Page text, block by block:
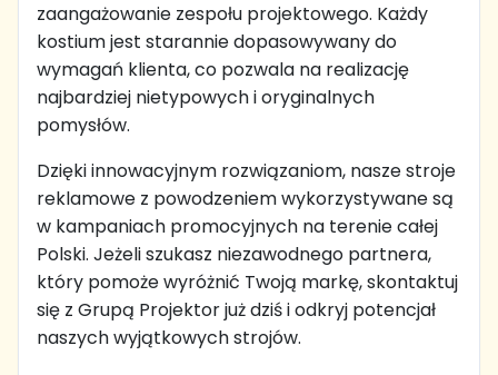
zaangażowanie zespołu projektowego. Każdy
kostium jest starannie dopasowywany do
wymagań klienta, co pozwala na realizację
najbardziej nietypowych i oryginalnych
pomysłów.
Dzięki innowacyjnym rozwiązaniom, nasze stroje
reklamowe z powodzeniem wykorzystywane są
w kampaniach promocyjnych na terenie całej
Polski. Jeżeli szukasz niezawodnego partnera,
który pomoże wyróżnić Twoją markę, skontaktuj
się z Grupą Projektor już dziś i odkryj potencjał
naszych wyjątkowych strojów.